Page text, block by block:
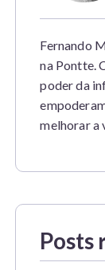
Fernando
na Pontte.
poder da
melhorar a
Posts